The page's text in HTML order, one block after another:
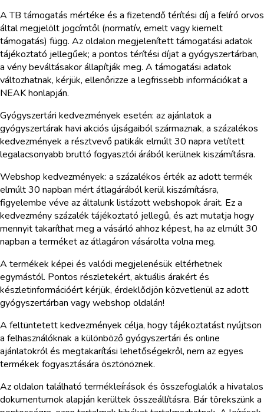
A TB támogatás mértéke és a fizetendő térítési díj a felíró orvos
által megjelölt jogcímtől (normatív, emelt vagy kiemelt
támogatás) függ. Az oldalon megjelenített támogatási adatok
tájékoztató jellegűek; a pontos térítési díjat a gyógyszertárban,
a vény beváltásakor állapítják meg. A támogatási adatok
változhatnak, kérjük, ellenőrizze a legfrissebb információkat a
NEAK honlapján.
Gyógyszertári kedvezmények esetén: az ajánlatok a
gyógyszertárak havi akciós újságaiból származnak, a százalékos
kedvezmények a résztvevő patikák elmúlt 30 napra vetített
legalacsonyabb bruttó fogyasztói árából kerülnek kiszámításra.
Webshop kedvezmények: a százalékos érték az adott termék
elmúlt 30 napban mért átlagárából kerül kiszámításra,
figyelembe véve az általunk listázott webshopok árait. Ez a
kedvezmény százalék tájékoztató jellegű, és azt mutatja hogy
mennyit takaríthat meg a vásárló ahhoz képest, ha az elmúlt 30
napban a terméket az átlagáron vásárolta volna meg.
A termékek képei és valódi megjelenésük eltérhetnek
egymástól. Pontos részletekért, aktuális árakért és
készletinformációért kérjük, érdeklődjön közvetlenül az adott
gyógyszertárban vagy webshop oldalán!
A feltüntetett kedvezmények célja, hogy tájékoztatást nyújtson
a felhasználóknak a különböző gyógyszertári és online
ajánlatokról és megtakarítási lehetőségekről, nem az egyes
termékek fogyasztására ösztönöznek.
Az oldalon található termékleírások és összefoglalók a hivatalos
dokumentumok alapján kerültek összeállításra. Bár törekszünk a